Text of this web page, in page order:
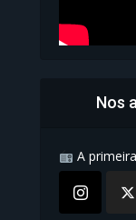
Nos
A